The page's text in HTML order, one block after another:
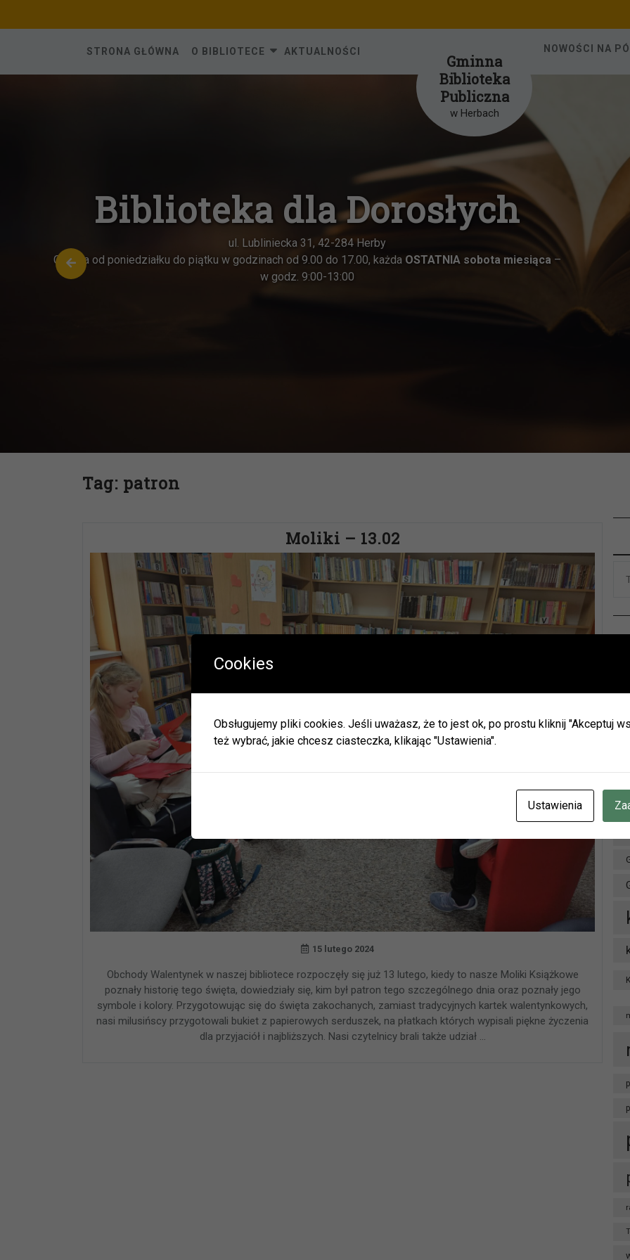
STRONA GŁÓWNA O BIBLIOTECE AKTUALNOŚCI
Gminna
Biblioteka
Publiczna
w Herbach
NOWOŚCI NA
Biblioteka dla Dorosłych
ul. Lubliniecka 31, 42-284 Herby
Czynna od poniedziałku do piątku w godzinach od 9.00 do 17.00, każdaOSTATNIA sobota miesiąca–
w godz. 9:00-13:00
Tag: patron
Moliki – 13.02
15 lutego 2024
Obchody Walentynek w naszej bibliotece rozpoczęły się już 13 lutego, kiedy to nasze Moliki Książkowe
poznały historię tego święta, dowiedziały się, kim był patron tego szczególnego dnia oraz poznały jego
symbole i kolory. Przygotowując się do święta zakochanych, zamiast tradycyjnych kartek walentynkowych,
nasi milusińscy przygotowali bukiet z papierowych serduszek, na płatkach których wypisali piękne życzenia
dla przyjaciół i najbliższych. Nasi czytelnicy brali także udział …
Ważna informacja!
W okresie wakacji biblioteki w Olszynie i w Hadrze oraz oddział dla
Zapraszamy do naszych placówek w Herbach (ul. Lubliniecka) i w
W związku z zaplanowanymi urlopami pracowników godziny otwarcia
Informacje znajdziecie Państwo na naszej stronie internetowej i
JEDNOCZENIE INFORMUJEMY, ŻE W DNIACH 3-14 SIERPNIA
BIBLIOTEKA W HERBACH PRZY UL. LUBLINIECKIEJ BĘDZIE
GODZINACH 9:00-15:00
Cookies
Obsługujemy pliki cookies. Jeśli uważasz, że to jest ok, po prostu kliknij "Akceptuj
też wybrać, jakie chcesz ciasteczka, klikając "Ustawienia".
Ustawienia